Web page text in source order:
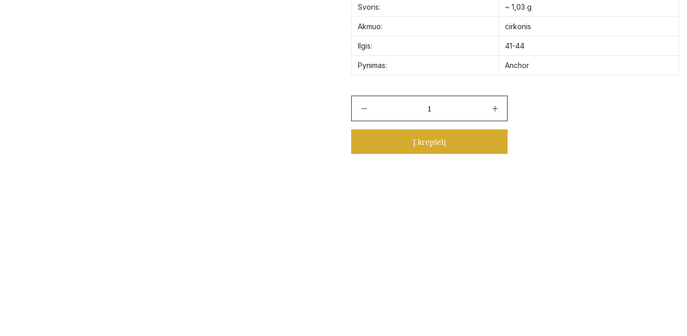
Svoris: ~ 1,03 g
Akmuo: cirkonis
Ilgis: 41-44
Pynimas: Anchor
Minimalistinėrandinėlė
su
Į krepšelį